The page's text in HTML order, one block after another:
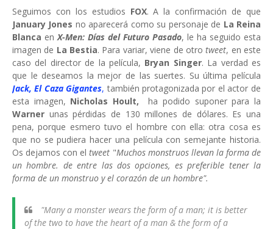
Seguimos con los estudios FOX. A la confirmación de que
January Jones no aparecerá como su personaje de La Reina
Blanca enX-Men: Días del Futuro Pasado, le ha seguido esta
imagen de La Bestia. Para variar, viene de otrotweet, en este
caso del director de la película, Bryan Singer. La verdad es
que le deseamos la mejor de las suertes. Su última película
Jack, El Caza Gigantes, también protagonizada por el actor de
esta imagen, Nicholas Hoult,
ha podido suponer para la
Warner unas pérdidas de 130 millones de dólares. Es una
pena, porque esmero tuvo el hombre con ella: otra cosa es
que no se pudiera hacer una película con semejante historia.
Os dejamos con eltweet "Muchos monstruos llevan la forma de
un hombre. de entre las dos opciones, es preferible tener la
forma de un monstruo y el corazón de un hombre".
"Many a monster wears the form of a man; it is better
of the two to have the heart of a man & the form of a